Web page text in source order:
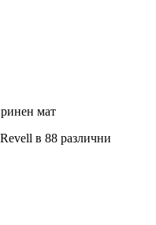
мат
в 88 различни